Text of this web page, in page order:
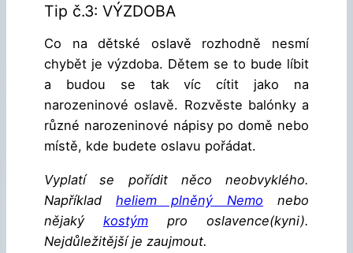
Tip č.3: VÝZDOBA
Co na dětské oslavě rozhodně nesmí
chybět je výzdoba. Dětem se to bude líbit
a budou se tak víc cítit jako na
narozeninové oslavě. Rozvěste balónky a
různé narozeninové nápisy po domě nebo
místě, kde budete oslavu pořádat.
Vyplatí se pořídit něco neobvyklého.
Například heliem plněný Nemo nebo
nějaký kostým pro oslavence(kyni).
Nejdůležitější je zaujmout.